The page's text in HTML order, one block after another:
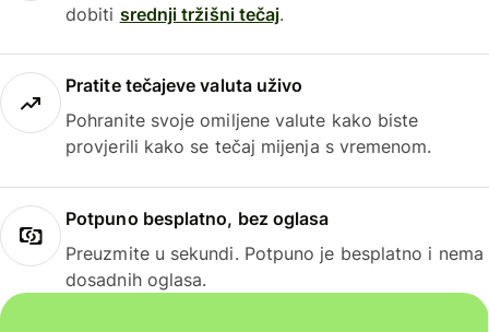
dobiti srednji tržišni tečaj.
Pratite tečajeve valuta uživo
Pohranite svoje omiljene valute kako biste
provjerili kako se tečaj mijenja s vremenom.
Potpuno besplatno, bez oglasa
Preuzmite u sekundi. Potpuno je besplatno i nema
dosadnih oglasa.